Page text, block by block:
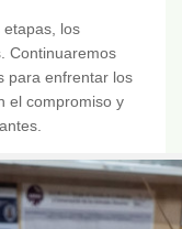
los
Continuaremos
para enfrentar los
el compromiso y